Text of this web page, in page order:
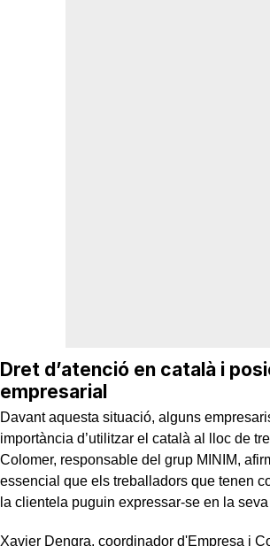
Dret d’atenció en català i
empresarial
Davant aquesta situació, alguns
importància d’utilitzar el català al lloc de
Colomer, responsable del grup MINIM,
essencial que els treballadors que tenen
la clientela puguin expressar-se en la
Xavier Dengra, coordinador d'Empresa i